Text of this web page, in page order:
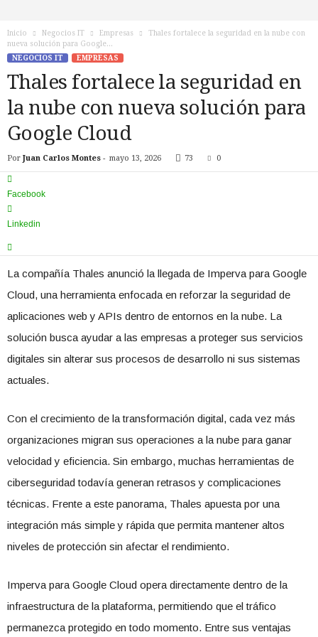
Inicio Negocios IT Empresas
Thales fortalece la seguridad en la nube con
nueva solución para Google...
NEGOCIOS IT
EMPRESAS
Thales fortalece la seguridad en
la nube con nueva solución para
Google Cloud
Por Juan Carlos Montes - mayo 13, 2026 73 0
Facebook
Linkedin
La compañía Thales anunció la llegada de Imperva para Google
Cloud, una herramienta enfocada en reforzar la seguridad de
aplicaciones web y APIs dentro de entornos en la nube. La
solución busca ayudar a las empresas a proteger sus servicios
digitales sin alterar sus procesos de desarrollo ni sus sistemas
actuales.
Con el crecimiento de la transformación digital, cada vez más
organizaciones migran sus operaciones a la nube para ganar
velocidad y eficiencia. Sin embargo, muchas herramientas de
ciberseguridad todavía generan retrasos y complicaciones
técnicas. Frente a este panorama, Thales apuesta por una
integración más simple y rápida que permita mantener altos
niveles de protección sin afectar el rendimiento.
Imperva para Google Cloud opera directamente dentro de la
infraestructura de la plataforma, permitiendo que el tráfico
permanezca protegido en todo momento. Entre sus ventajas